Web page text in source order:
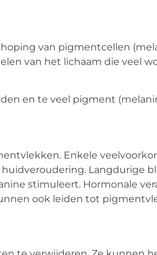
van pigmentcellen
van het lichaam die veel
en te veel pigment
Enkele
Langdurige
stimuleert. Hormonale
ook leiden tot